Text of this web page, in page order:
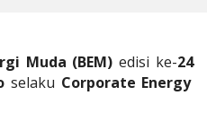
Muda (BEM) edisi ke-24
selaku Corporate Energy